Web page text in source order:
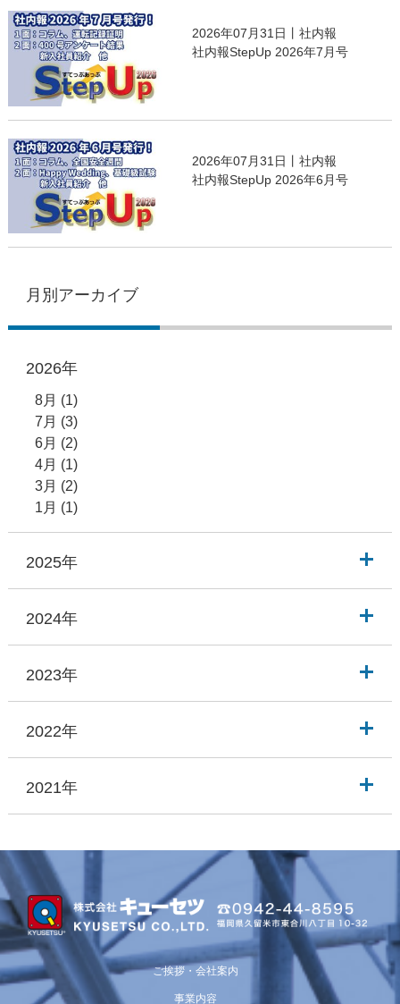
2026年07月31日丨社内報
社内報StepUp 2026年7月号
2026年07月31日丨社内報
社内報StepUp 2026年6月号
月別アーカイブ
2026年
8月 (1)
7月 (3)
6月 (2)
4月 (1)
3月 (2)
1月 (1)
2025年
2024年
2023年
2022年
2021年
ご挨拶・会社案内
事業内容